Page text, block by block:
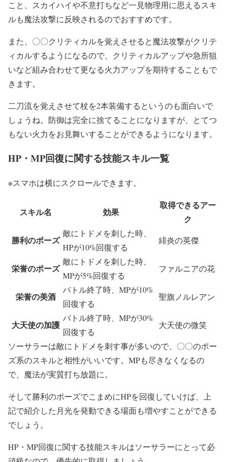
こと、スカイハイや不意打ちなど一見物理用に思えるスキ
ルも魔法攻撃に反映されるのでおすすめです。
また、〇〇クリティカルを覚えさせると魔法攻撃がクリテ
ィカルするようになるので、クリティカルアップや急所狙
いなど組み合わせて更なる火力アップを期待することもで
きます。
二刀流を覚えさせて杖を2本装備するというのも面白いで
しょうね。防御は完全に捨てることになりますが、とてつ
もない火力をお見舞いすることができるようになります。
HP・MP回復に関する技能スキル一覧
※スマホは横にスクロールできます。
スキル名 効果
取得できるアー
ク
勝利のポーズ
敵にトドメを刺した時、
HPが10%回復する
緋炎の英傑
栄誉のポーズ
敵にトドメを刺した時、
MPが5%回復する
ファルニアの花
栄誉の美酒
バトル終了時、MPが10%
回復する
聖旗ノルレアン
大天使の加護
バトル終了時、MPが30%
回復する
大天使の微笑
ソーサラーは敵にトドメを刺す事が多いので、〇〇のポー
ズ系のスキルと相性がいいです。MPも尽きなくなるの
で、魔法が実質打ち放題に。
そして勝利のポーズでこまめにHPを回復していけば、上
記で紹介した月光を発動できる場面も増やすことができる
でしょう。
HP・MP回復に関する技能スキルはソーサラーにとって必